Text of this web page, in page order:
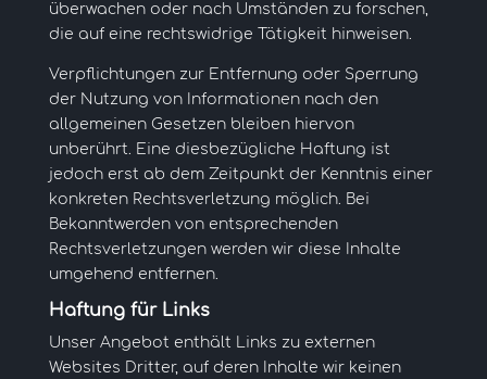
überwachen oder nach Umständen zu forschen,
die auf eine rechtswidrige Tätigkeit hinweisen.
Verpflichtungen zur Entfernung oder Sperrung
der Nutzung von Informationen nach den
allgemeinen Gesetzen bleiben hiervon
unberührt. Eine diesbezügliche Haftung ist
jedoch erst ab dem Zeitpunkt der Kenntnis einer
konkreten Rechtsverletzung möglich. Bei
Bekanntwerden von entsprechenden
Rechtsverletzungen werden wir diese Inhalte
umgehend entfernen.
Haftung für Links
Unser Angebot enthält Links zu externen
Websites Dritter, auf deren Inhalte wir keinen